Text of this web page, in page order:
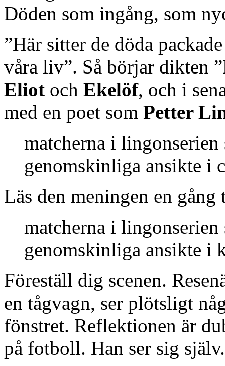
Döden som ingång, som
”Här sitter de döda
våra liv”. Så börjar dikten
Eliot och Ekelöf, och i
med en poet som Petter
matcherna i
genomskinliga ansikte i
Läs den meningen en
matcherna i
genomskinliga ansikte i
Föreställ dig scenen.
en tågvagn, ser plötsligt
fönstret. Reflektionen är
på fotboll. Han ser sig